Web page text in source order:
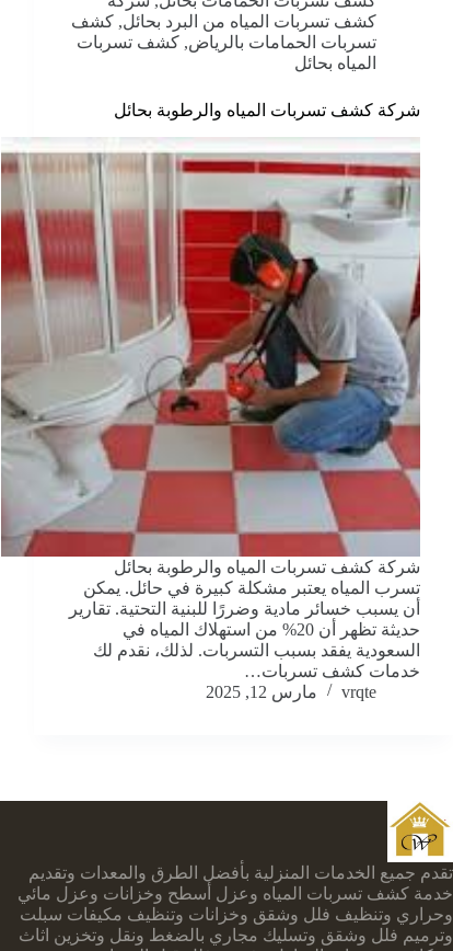
كشف تسربات المياه من البرد بحائل, كشف
تسربات الحمامات بالرياض, كشف تسربات
المياه بحائل
شركة كشف تسربات المياه والرطوبة بحائل
شركة كشف تسربات المياه والرطوبة بحائل
تسرب المياه يعتبر مشكلة كبيرة في حائل. يمكن
أن يسبب خسائر مادية وضررًا للبنية التحتية. تقارير
حديثة تظهر أن 20% من استهلاك المياه في
السعودية يفقد بسبب التسربات. لذلك، نقدم لك
خدمات كشف تسربات…
vrqte
مارس 12, 2025
تقدم جميع الخدمات المنزلية بأفضل الطرق والمعدات وتقديم
خدمة كشف تسربات المياه وعزل أسطح وخزانات وعزل مائي
وحراري وتنظيف فلل وشقق وخزانات وتنظيف مكيفات سبلت
وترميم فلل وشقق وتسليك مجاري بالضغط ونقل وتخزين اثاث